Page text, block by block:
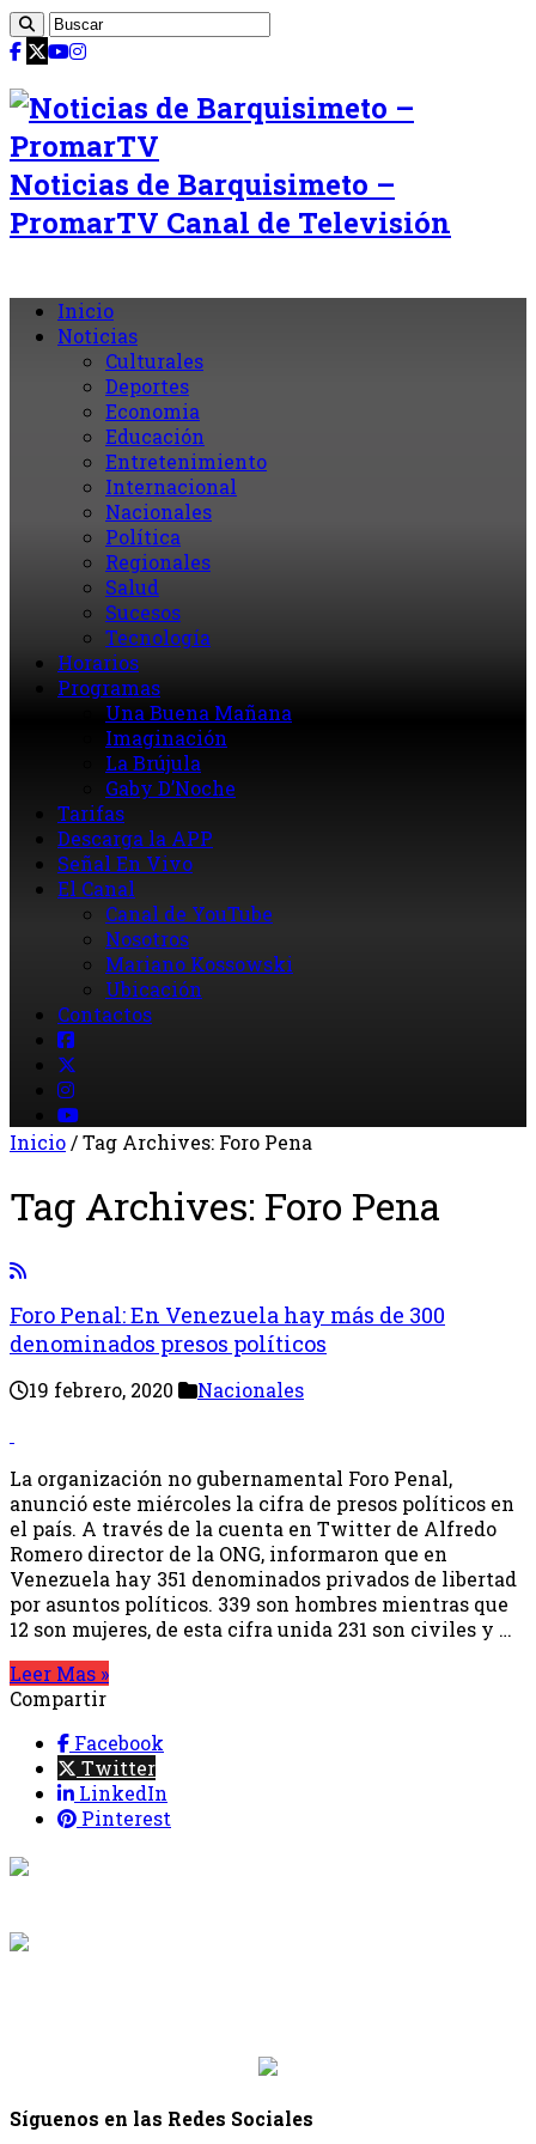
Noticias de Barquisimeto –
PromarTV Canal de Televisión
Inicio
Noticias
Culturales
Deportes
Economia
Educación
Entretenimiento
Internacional
Nacionales
Política
Regionales
Salud
Sucesos
Tecnología
Horarios
Programas
Una Buena Mañana
Imaginación
La Brújula
Gaby D’Noche
Tarifas
Descarga la APP
Señal En Vivo
El Canal
Canal de YouTube
Nosotros
Mariano Kossowski
Ubicación
Contactos
Inicio/Tag Archives: Foro Pena
Tag Archives: Foro Pena
Foro Penal: En Venezuela hay más de 300
denominados presos políticos
19 febrero, 2020 Nacionales
La organización no gubernamental Foro Penal,
anunció este miércoles la cifra de presos políticos en
el país. A través de la cuenta en Twitter de Alfredo
Romero director de la ONG, informaron que en
Venezuela hay 351 denominados privados de libertad
por asuntos políticos. 339 son hombres mientras que
12 son mujeres, de esta cifra unida 231 son civiles y …
Leer Mas »
Compartir
Facebook
Twitter
LinkedIn
Pinterest
Síguenos en las Redes Sociales